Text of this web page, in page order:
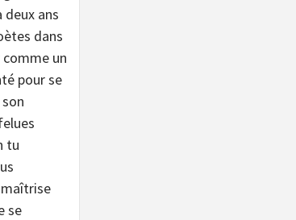
deux ans
dans
un
pour se
tu
se